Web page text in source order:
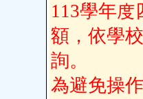
113學年
額，依學
詢。
為避免操